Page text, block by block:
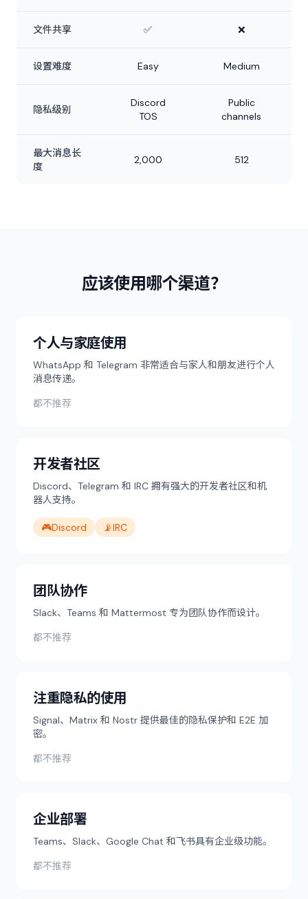
文件共享 ✅ ❌
设置难度 Easy Medium
隐私级别
Discord
TOS
Public
channels
最大消息长
度
2,000 512
应该使用哪个渠道？
个人与家庭使用
WhatsApp 和 Telegram 非常适合与家人和朋友进行个人
消息传递。
都不推荐
开发者社区
Discord、Telegram 和 IRC 拥有强大的开发者社区和机
器人支持。
🎮Discord 📡IRC
团队协作
Slack、Teams 和 Mattermost 专为团队协作而设计。
都不推荐
注重隐私的使用
Signal、Matrix 和 Nostr 提供最佳的隐私保护和 E2E 加
密。
都不推荐
企业部署
Teams、Slack、Google Chat 和飞书具有企业级功能。
都不推荐